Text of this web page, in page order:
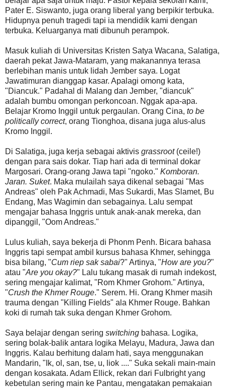
Pater E. Siswanto, juga orang liberal yang berpikir terbuka.
Hidupnya penuh tragedi tapi ia mendidik kami dengan
terbuka. Keluarganya mati dibunuh perampok.
Masuk kuliah di Universitas Kristen Satya Wacana, Salatiga,
daerah pekat Jawa-Mataram, yang makanannya terasa
berlebihan manis untuk lidah Jember saya. Logat
Jawatimuran dianggap kasar. Apalagi omong kata,
"Diancuk." Padahal di Malang dan Jember, "diancuk"
adalah bumbu omongan perkoncoan. Nggak apa-apa.
Belajar Kromo Inggil untuk pergaulan. Orang Cina, to be
politically correct, orang Tionghoa, disana juga alus-alus
Kromo Inggil.
Di Salatiga, juga kerja sebagai aktivis grassroot (ceile!)
dengan para sais dokar. Tiap hari ada di terminal dokar
Margosari. Orang-orang Jawa tapi "ngoko." Komboran.
Jaran. Suket. Maka mulailah saya dikenal sebagai "Mas
Andreas" oleh Pak Achmadi, Mas Sukardi, Mas Slamet, Bu
Endang, Mas Wagimin dan sebagainya. Lalu sempat
mengajar bahasa Inggris untuk anak-anak mereka, dan
dipanggil, "Oom Andreas."
Lulus kuliah, saya bekerja di Phonm Penh. Bicara bahasa
Inggris tapi sempat ambil kursus bahasa Khmer, sehingga
bisa bilang, "Cum riep sak sabai?" Artinya, "How are you?"
atau "Are you okay?" Lalu tukang masak di rumah indekost,
sering mengajar kalimat, "Rom Khmer Grohom." Artinya,
"Crush the Khmer Rouge." Serem. Hi. Orang Khmer masih
trauma dengan "Killing Fields" ala Khmer Rouge. Bahkan
koki di rumah tak suka dengan Khmer Grohom.
Saya belajar dengan sering switching bahasa. Logika,
sering bolak-balik antara logika Melayu, Madura, Jawa dan
Inggris. Kalau berhitung dalam hati, saya menggunakan
Mandarin, "Ik, ol, san, tse, u, liok ...." Suka sekali main-main
dengan kosakata. Adam Ellick, rekan dari Fulbright yang
kebetulan sering main ke Pantau, mengatakan pemakaian